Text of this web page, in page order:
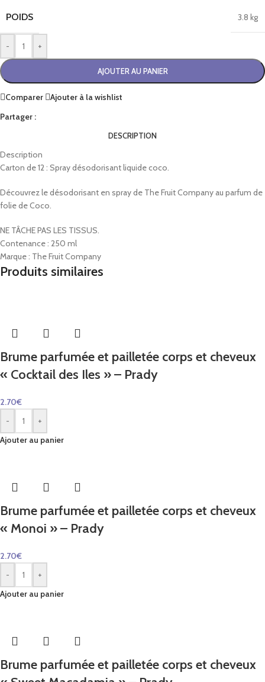
POIDS 3.8 kg
- +
AJOUTER AU PANIER
Comparer
Ajouter à la wishlist
Partager :
DESCRIPTION
Description
Carton de 12 : Spray désodorisant liquide coco.
Découvrez le désodorisant en spray de The Fruit Company au parfum de
folie de Coco.
NE TÂCHE PAS LES TISSUS.
Contenance : 250 ml
Marque : The Fruit Company
Produits similaires
Brume parfumée et pailletée corps et cheveux
« Cocktail des Iles » – Prady
2.70€
-
+
Ajouter au panier
Brume parfumée et pailletée corps et cheveux
« Monoi » – Prady
2.70€
-
+
Ajouter au panier
Brume parfumée et pailletée corps et cheveux